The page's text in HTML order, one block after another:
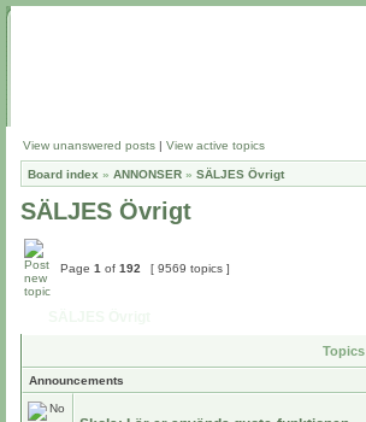
View unanswered posts | View active topics
Board index » ANNONSER » SÄLJES Övrigt
SÄLJES Övrigt
Page 1 of 192 [ 9569 topics ]
Topics
Announcements